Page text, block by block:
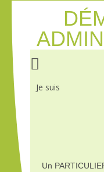
Je suis
Un